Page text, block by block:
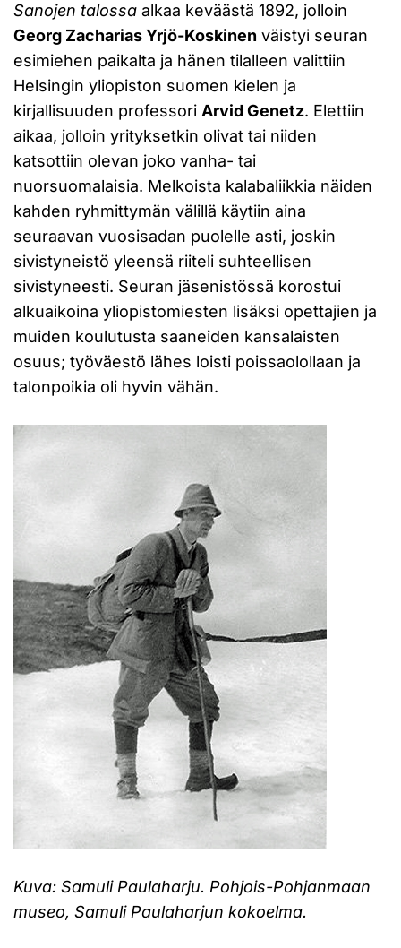
Sanojen talossa alkaa keväästä 1892, jolloin
Georg Zacharias Yrjö-Koskinen väistyi seuran
esimiehen paikalta ja hänen tilalleen valittiin
Helsingin yliopiston suomen kielen ja
kirjallisuuden professori Arvid Genetz. Elettiin
aikaa, jolloin yrityksetkin olivat tai niiden
katsottiin olevan joko vanha- tai
nuorsuomalaisia. Melkoista kalabaliikkia näiden
kahden ryhmittymän välillä käytiin aina
seuraavan vuosisadan puolelle asti, joskin
sivistyneistö yleensä riiteli suhteellisen
sivistyneesti. Seuran jäsenistössä korostui
alkuaikoina yliopistomiesten lisäksi opettajien ja
muiden koulutusta saaneiden kansalaisten
osuus; työväestö lähes loisti poissaolollaan ja
talonpoikia oli hyvin vähän.
Kuva: Samuli Paulaharju. Pohjois-Pohjanmaan
museo, Samuli Paulaharjun kokoelma.